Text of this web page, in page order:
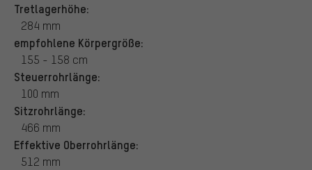
Tretlagerhöhe:
284 mm
empfohlene Körpergröße:
155 - 158 cm
Steuerrohrlänge:
100 mm
Sitzrohrlänge:
466 mm
Effektive Oberrohrlänge:
512 mm